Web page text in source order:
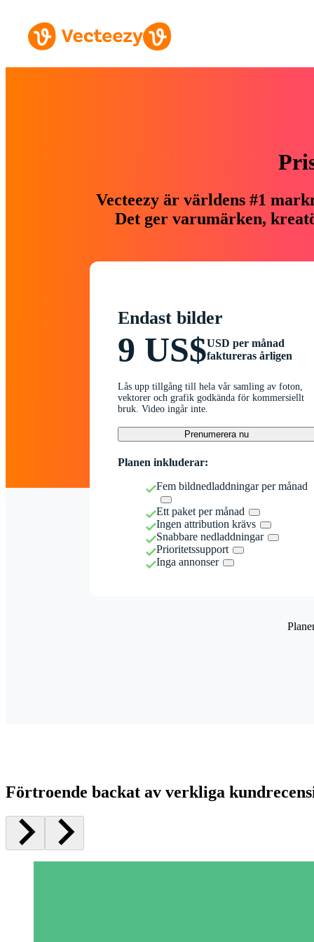
Vecteezy är världens #1
Det ger varumärken,
Endast bilder
9 US$USD per månad
faktureras årligen
Lås upp tillgång till hela vår samling av foton,
vektorer och grafik godkända för kommersiellt
bruk. Video ingår inte.
Prenumerera nu
Planen inkluderar:
Fem bildnedladdningar per månad
Ett paket per månad
Ingen attribution krävs
Snabbare nedladdningar
Prioritetssupport
Inga annonser
Förtroende backat av verkliga